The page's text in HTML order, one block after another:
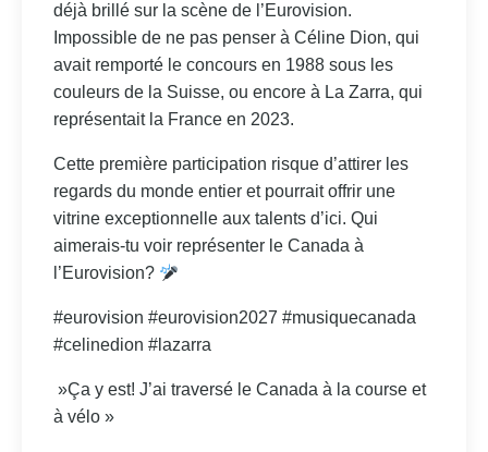
déjà brillé sur la scène de l’Eurovision.
Impossible de ne pas penser à Céline Dion, qui
avait remporté le concours en 1988 sous les
couleurs de la Suisse, ou encore à La Zarra, qui
représentait la France en 2023.
Cette première participation risque d’attirer les
regards du monde entier et pourrait offrir une
vitrine exceptionnelle aux talents d’ici. Qui
aimerais-tu voir représenter le Canada à
l’Eurovision?
#eurovision #eurovision2027 #musiquecanada
#celinedion #lazarra
»Ça y est! J’ai traversé le Canada à la course et
à vélo »